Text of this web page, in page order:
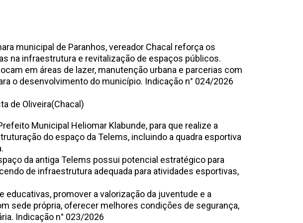
municipal de Paranhos, vereador Chacal reforça os
na infraestrutura e revitalização de espaços públicos.
em áreas de lazer, manutenção urbana e parcerias com
o desenvolvimento do município. Indicação n° 024/2026
de Oliveira(Chacal)
Municipal Heliomar Klabunde, para que realize a
do espaço da Telems, incluindo a quadra esportiva
da antiga Telems possui potencial estratégico para
de infraestrutura adequada para atividades esportivas,
promover a valorização da juventude e a
sede própria, oferecer melhores condições de segurança,
comunitária. Indicação n° 023/2026